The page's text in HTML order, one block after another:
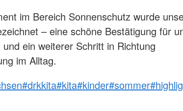
im Bereich Sonnenschutz wurde
– eine schöne Bestätigung für
ein weiterer Schritt in Richtung
im Alltag.
#drkkita#kita#kinder#sommer